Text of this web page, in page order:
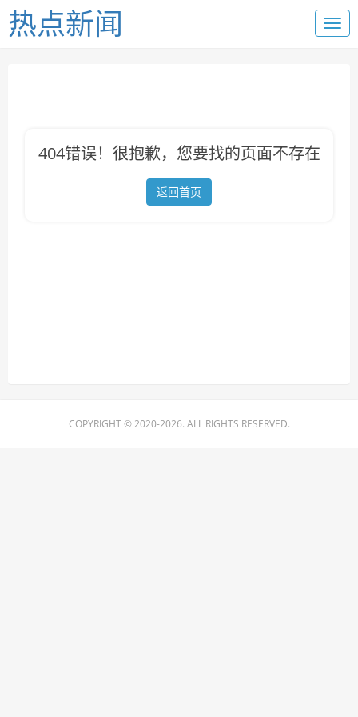
热点新闻
404错误！很抱歉，您要找的页面不存在
返回首页
COPYRIGHT © 2020-2026. ALL RIGHTS RESERVED.